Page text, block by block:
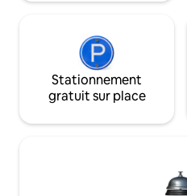
Stationnement
gratuit sur place